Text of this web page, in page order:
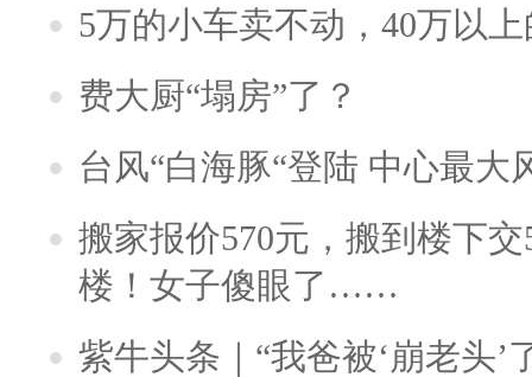
5万的小车卖不动，40万以
费大厨“塌房”了？
台风“白海豚“登陆 中心最大
搬家报价570元，搬到楼下
楼！女子傻眼了……
紫牛头条｜“我爸被‘崩老头’